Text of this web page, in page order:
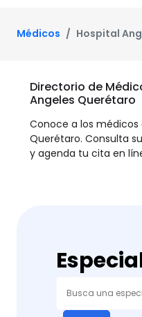
Médicos Hospital
Directorio de
Angeles Querétaro
Conoce a los médicos
Querétaro. Consulta
y agenda tu cita en